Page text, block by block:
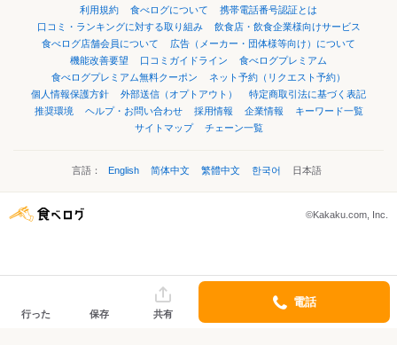
利用規約 食べログについて
携帯電話番号認証とは
口コミ・ランキングに対する取り組み
飲食店・飲食企業様向けサービス
食べログ店舗会員について
広告（メーカー・団体様等向け）について
機能改善要望
口コミガイドライン
食べログプレミアム
食べログプレミアム無料クーポン
ネット予約（リクエスト予約）
個人情報保護方針
外部送信（オプトアウト）
特定商取引法に基づく表記
推奨環境
ヘルプ・お問い合わせ 採用情報 企業情報
キーワード一覧
サイトマップ
チェーン一覧
言語： English 简体中文 繁體中文 한국어 日本語
©Kakaku.com, Inc.
行った 保存 共有
電話